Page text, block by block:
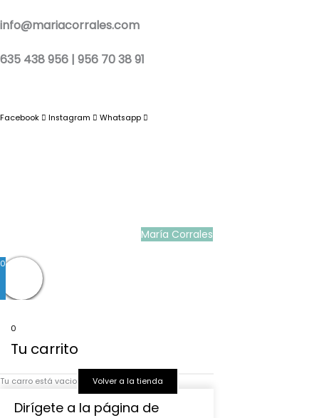
info@mariacorrales.com
635 438 956 | 956 70 38 91
Facebook Instagram
Whatsapp
María Corrales
0
0
Tu carrito
Tu carro está vacio Volver a la tienda
Dirígete a la página de